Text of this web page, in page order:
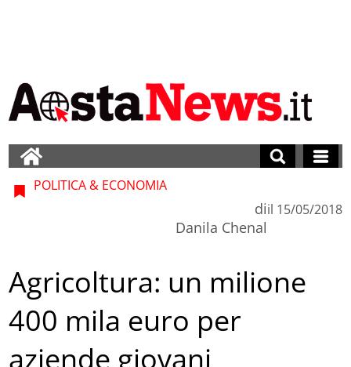
POLITICA & ECONOMIA
di
Danila Chenal
il 15/05/2018
Agricoltura: un milione
400 mila euro per
aziende giovani